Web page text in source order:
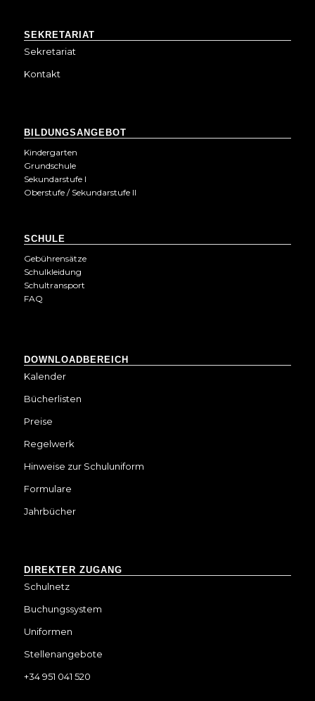
SEKRETARIAT
Sekretariat
Kontakt
BILDUNGSANGEBOT
Kindergarten
Grundschule
Sekundarstufe I
Oberstufe / Sekundarstufe II
SCHULE
Gebührensätze
Schulkleidung
Schultransport
FAQ
DOWNLOADBEREICH
Kalender
Bücherlisten
Preise
Regelwerk
Hinweise zur Schuluniform
Formulare
Jahrbücher
DIREKTER ZUGANG
Schulnetz
Buchungssystem
Uniformen
Stellenangebote
+34 951 041 520